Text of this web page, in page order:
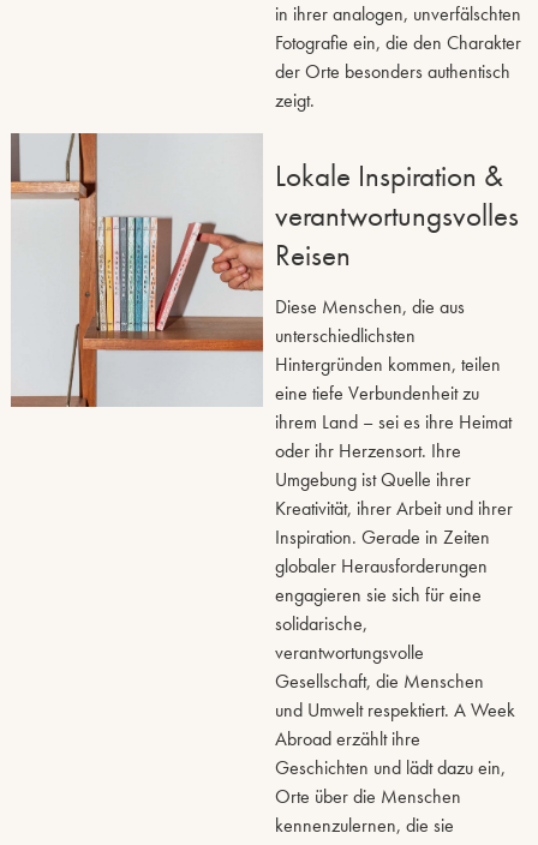
in ihrer analogen, unverfälschten
Fotografie ein, die den Charakter
der Orte besonders authentisch
zeigt.
Lokale Inspiration &
verantwortungsvolles
Reisen
Diese Menschen, die aus
unterschiedlichsten
Hintergründen kommen, teilen
eine tiefe Verbundenheit zu
ihrem Land – sei es ihre Heimat
oder ihr Herzensort. Ihre
Umgebung ist Quelle ihrer
Kreativität, ihrer Arbeit und ihrer
Inspiration. Gerade in Zeiten
globaler Herausforderungen
engagieren sie sich für eine
solidarische,
verantwortungsvolle
Gesellschaft, die Menschen
und Umwelt respektiert. A Week
Abroad erzählt ihre
Geschichten und lädt dazu ein,
Orte über die Menschen
kennenzulernen, die sie